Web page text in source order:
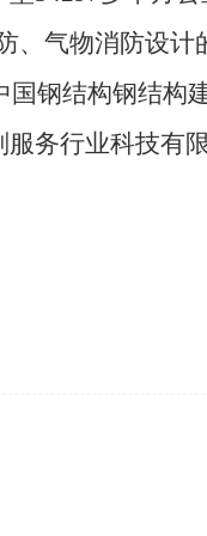
、气物消防设计
国钢结构钢结构
务行业科技有